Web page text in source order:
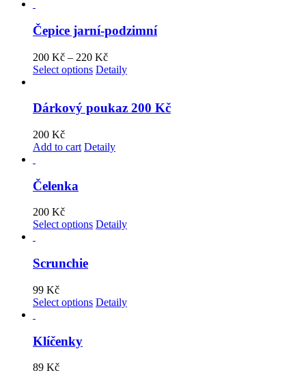
Čepice jarní-podzimní
200 Kč – 220 Kč
Select options Detaily
Dárkový poukaz 200 Kč
200 Kč
Add to cart Detaily
Čelenka
200 Kč
Select options Detaily
Scrunchie
99 Kč
Select options Detaily
Klíčenky
89 Kč